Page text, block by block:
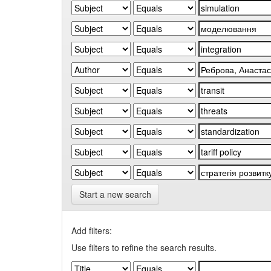
Start a new search
Add filters:
Use filters to refine the search results.